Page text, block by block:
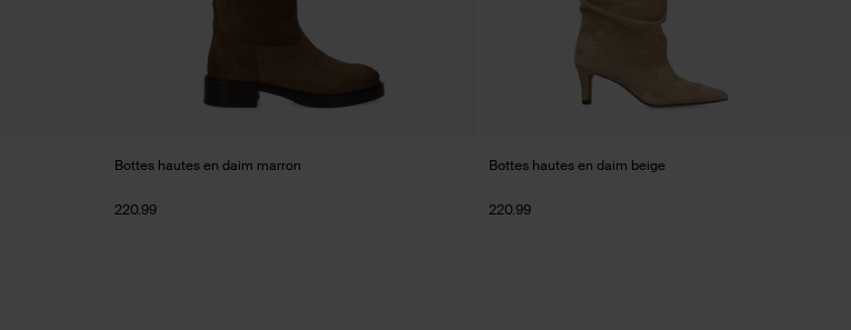
Bottes hautes en daim marron
220.99
Bottes hautes en daim beige
220.99